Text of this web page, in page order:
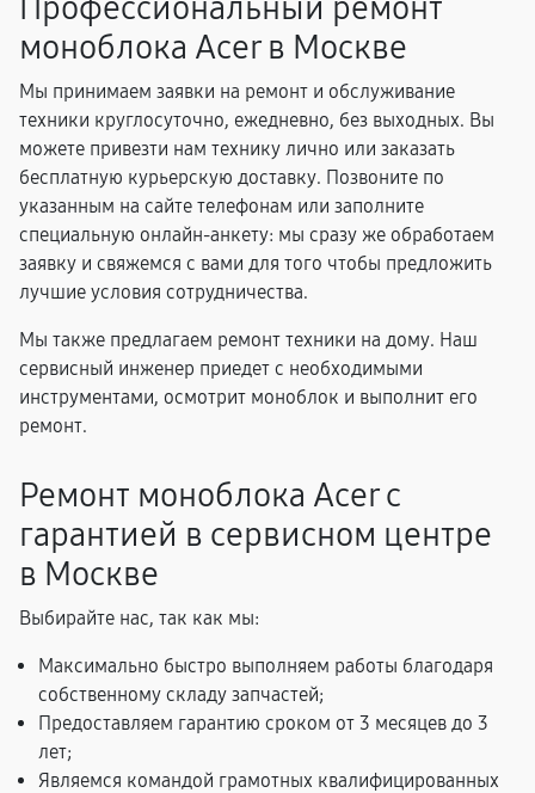
Профессиональный ремонт
моноблока Acer в Москве
Мы принимаем заявки на ремонт и обслуживание
техники круглосуточно, ежедневно, без выходных. Вы
можете привезти нам технику лично или заказать
бесплатную курьерскую доставку. Позвоните по
указанным на сайте телефонам или заполните
специальную онлайн-анкету: мы сразу же обработаем
заявку и свяжемся с вами для того чтобы предложить
лучшие условия сотрудничества.
Мы также предлагаем ремонт техники на дому. Наш
сервисный инженер приедет с необходимыми
инструментами, осмотрит моноблок и выполнит его
ремонт.
Ремонт моноблока Acer с
гарантией в сервисном центре
в Москве
Выбирайте нас, так как мы:
Максимально быстро выполняем работы благодаря
собственному складу запчастей;
Предоставляем гарантию сроком от 3 месяцев до 3
лет;
Являемся командой грамотных квалифицированных